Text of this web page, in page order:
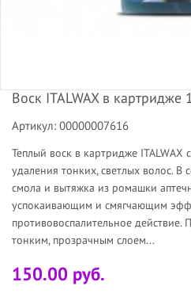
Воск ITALWAX в картридже
Артикул: 00000007616
Теплый воск в картридже ITALWAX
удаления тонких, светлых волос. В
смола и вытяжка из ромашки
успокаивающим и смягчающим
противовоспалительное действие.
тонким, прозрачным слоем...
150.00 руб.